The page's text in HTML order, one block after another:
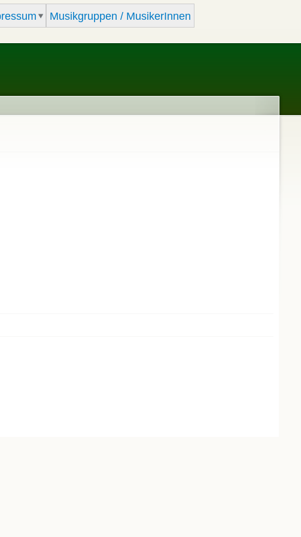
Musikgruppen / MusikerInnen